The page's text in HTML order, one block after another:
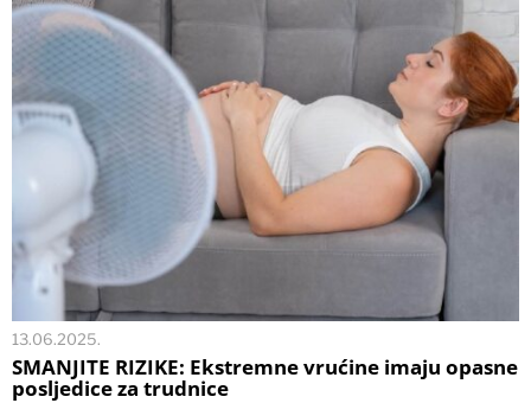
13.06.2025.
SMANJITE RIZIKE: Ekstremne vrućine imaju opasne
posljedice za trudnice